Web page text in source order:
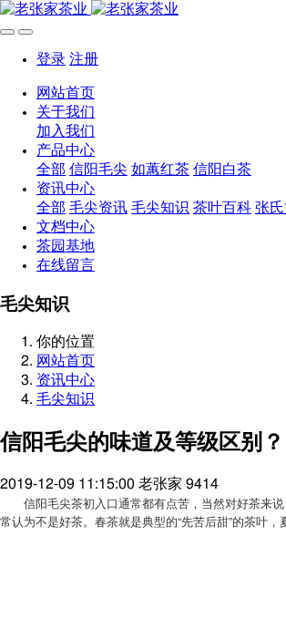
登录 注册
网站首页
关于我们
加入我们
产品中心
全部 信阳毛尖 如蕙红茶 信阳白茶
资讯中心
全部 毛尖资讯 毛尖知识 茶叶百科 张
文档中心
茶园基地
在线留言
毛尖知识
你的位置
网站首页
资讯中心
毛尖知识
信阳毛尖的味道及等级区别？
2019-12-09 11:15:00 老张家 9414
信阳毛尖茶初入口通常都有点苦，当然对好茶来
常认为不是好茶。春茶就是典型的“先苦后甜”的茶叶，